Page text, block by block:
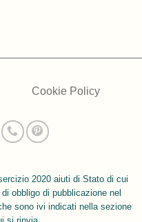
Cookie Policy
2020 aiuti di Stato di cui
obbligo di pubblicazione nel
sono ivi indicati nella sezione